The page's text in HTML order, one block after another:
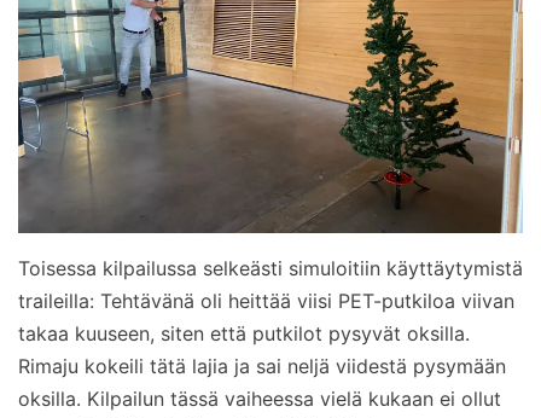
Toisessa kilpailussa selkeästi simuloitiin käyttäytymistä
traileilla: Tehtävänä oli heittää viisi PET-putkiloa viivan
takaa kuuseen, siten että putkilot pysyvät oksilla.
Rimaju kokeili tätä lajia ja sai neljä viidestä pysymään
oksilla. Kilpailun tässä vaiheessa vielä kukaan ei ollut